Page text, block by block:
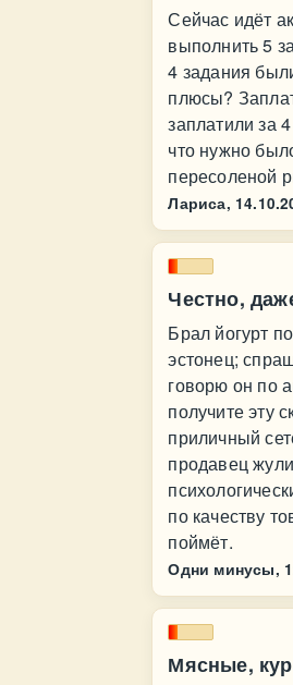
Сейчас идёт
выполнить 5
4 задания
плюсы?
заплатили за
что нужно
пересоленой
Лариса,
Честно,
Брал йогурт
эстонец;
говорю он по
получите эту
приличный
продавец
по качеству
поймёт.
Одни минусы,
Мясные,